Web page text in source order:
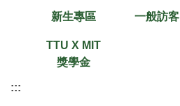
新生專區 一般訪客
TTU X MIT
獎學金
:::